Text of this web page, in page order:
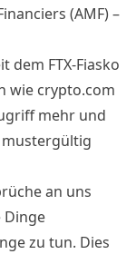
(AMF) –
dem FTX-Fiasko
wie crypto.com
mehr und
an uns
Dinge
zu tun. Dies